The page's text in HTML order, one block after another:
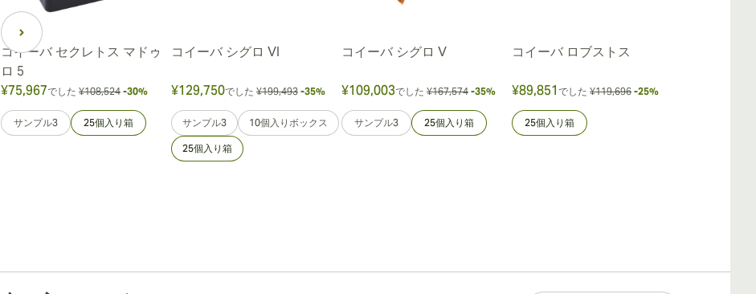
コイーバ セクレトス マドゥ
ロ 5
¥75,967でした ¥108,524 -30%
サンプル3 25個入り箱
コイーバ シグロ VI
¥129,750でした ¥199,493 -35%
サンプル3 10個入りボックス
25個入り箱
コイーバ シグロ V
¥109,003でした ¥167,574 -35%
サンプル3 25個入り箱
コイーバ ロブストス
¥89,851 でした ¥119,696 -25%
25個入り箱